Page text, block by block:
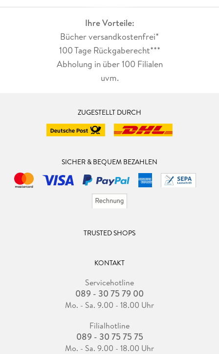
Ihre Vorteile:
Bücher versandkostenfrei*
100 Tage Rückgaberecht***
Abholung in über 100 Filialen
uvm.
ZUGESTELLT DURCH
SICHER & BEQUEM BEZAHLEN
TRUSTED SHOPS
KONTAKT
Servicehotline
089 - 30 75 79 00
Mo. - Sa. 9.00 - 18.00 Uhr
Filialhotline
089 - 30 75 75 75
Mo. - Sa. 9.00 - 18.00 Uhr